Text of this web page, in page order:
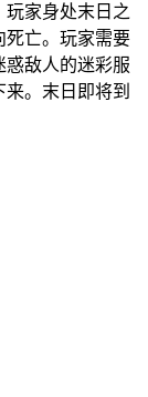
家身处末日之
死亡。玩家需要
惑敌人的迷彩服
。末日即将到